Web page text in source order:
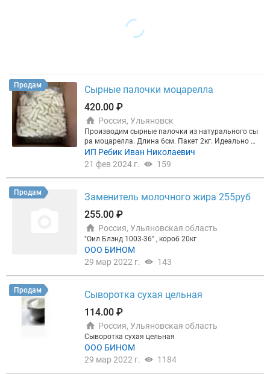
Продам
Сырные палочки моцарелла
420.00 ₽
Россия, Ульяновск
Производим сырные палочки из натурального сы
ра моцарелла. Длина 6см. Пакет 2кг. Идеально д
ля панировки и жарки. Тянется изумительно. Цен
а 430 руб
ИП Ребик Иван Николаевич
21 фев 2024 г.
159
Продам
Заменитель молочного жира 255руб
255.00 ₽
Россия, Ульяновская область
"Оил Блэнд 1003-36" , короб 20кг
ООО БИНОМ
29 мар 2022 г.
143
Продам
Сыворотка сухая цельная
114.00 ₽
Россия, Ульяновская область
Сыворотка сухая цельная
ООО БИНОМ
29 мар 2022 г.
1184